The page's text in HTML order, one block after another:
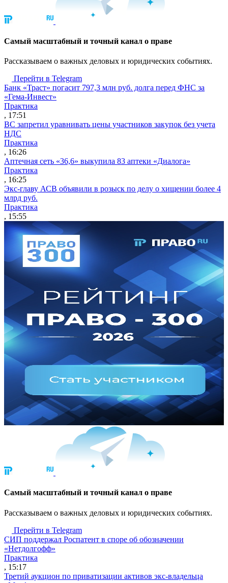
Cамый масштабный и точный канал о праве
Рассказываем о важных деловых и юридических событиях.
Перейти в Telegram
Банк «Траст» погасит 797,3 млн руб. долга перед ФНС за
«Гема-Инвест»
Практика
, 17:51
ВС запретил уравнивать цены участников закупок без учета
НДС
Практика
, 16:26
Аптечная сеть «36,6» выкупила 83 аптеки «Диалога»
Практика
, 16:25
Экс-главу АСВ объявили в розыск по делу о хищении более 4
млрд руб.
Практика
, 15:55
Cамый масштабный и точный канал о праве
Рассказываем о важных деловых и юридических событиях.
Перейти в Telegram
СИП поддержал Роспатент в споре об обозначении
«Нетдолгофф»
Практика
, 15:17
Третий аукцион по приватизации активов экс-владельца